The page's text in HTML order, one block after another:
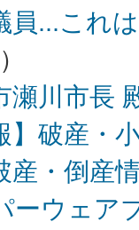
員...これ
瀬川市長
】破産
・倒産
ーウェア